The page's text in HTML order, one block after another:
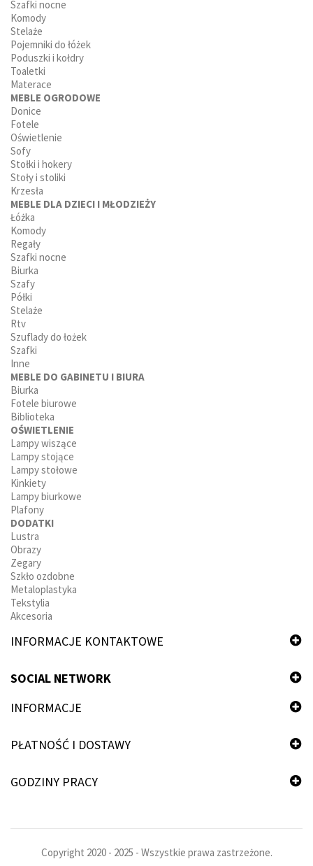
Szafki nocne
Komody
Stelaże
Pojemniki do łóżek
Poduszki i kołdry
Toaletki
Materace
MEBLE OGRODOWE
Donice
Fotele
Oświetlenie
Sofy
Stołki i hokery
Stoły i stoliki
Krzesła
MEBLE DLA DZIECI I MŁODZIEŻY
Łóżka
Komody
Regały
Szafki nocne
Biurka
Szafy
Półki
Stelaże
Rtv
Szuflady do łożek
Szafki
Inne
MEBLE DO GABINETU I BIURA
Biurka
Fotele biurowe
Biblioteka
OŚWIETLENIE
Lampy wiszące
Lampy stojące
Lampy stołowe
Kinkiety
Lampy biurkowe
Plafony
DODATKI
Lustra
Obrazy
Zegary
Szkło ozdobne
Metaloplastyka
Tekstylia
Akcesoria
INFORMACJE KONTAKTOWE
SOCIAL NETWORK
INFORMACJE
PŁATNOŚĆ I DOSTAWY
GODZINY PRACY
Copyright 2020 - 2025 - Wszystkie prawa zastrzeżone.